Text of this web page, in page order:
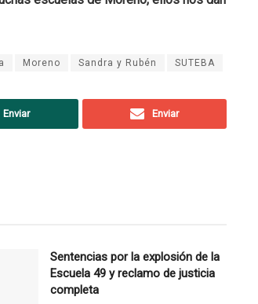
Moreno Sandra y Rubén SUTEBA
Enviar Enviar
Sentencias por la explosión de la
Escuela 49 y reclamo de justicia
completa